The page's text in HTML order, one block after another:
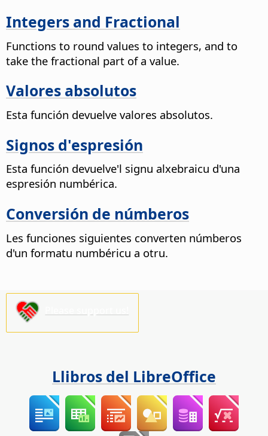
Integers and Fractional
Functions to round values to integers, and to
take the fractional part of a value.
Valores absolutos
Esta función devuelve valores absolutos.
Signos d'espresión
Esta función devuelve'l signu alxebraicu d'una
espresión numbérica.
Conversión de númberos
Les funciones siguientes converten númberos
d'un formatu numbéricu a otru.
Llibros del LibreOffice